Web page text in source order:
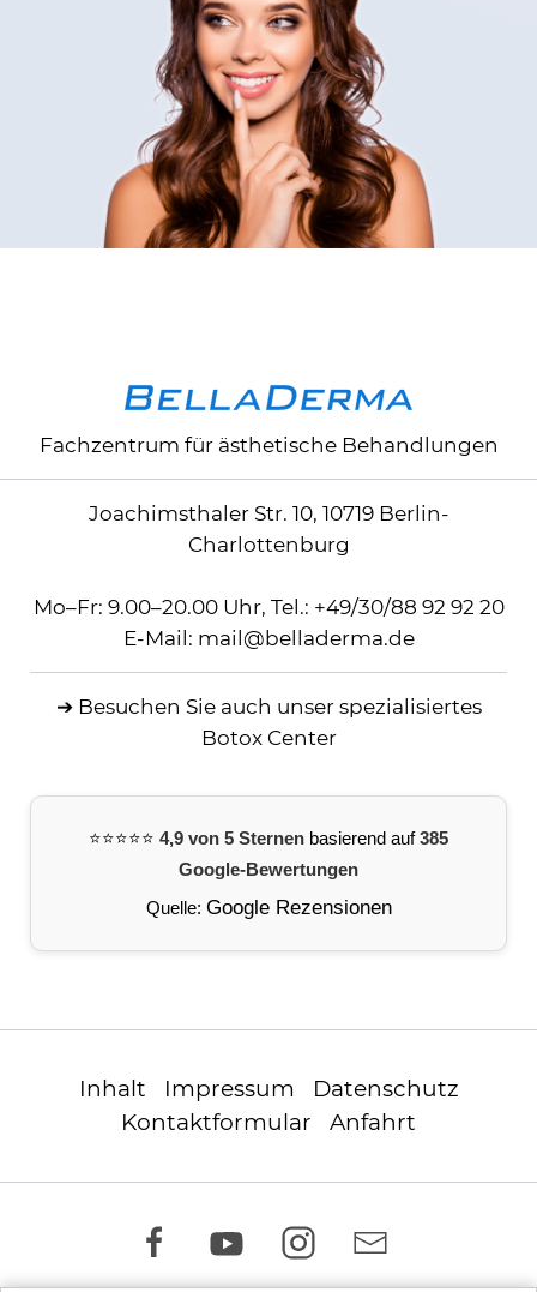
Fachzentrum für ästhetische Behandlungen
Joachimsthaler Str. 10, 10719 Berlin-
Charlottenburg
Mo–Fr: 9.00–20.00 Uhr, Tel.: +49/30/88 92 92 20
E-Mail: mail @belladerma.de
➔ Besuchen Sie auch unser spezialisiertes
Botox Center
⭐️⭐️⭐️⭐️⭐️ 4,9 von 5 Sternen basierend auf385
Google-Bewertungen
Quelle: Google Rezensionen
Inhalt Impressum
Datenschutz
Kontaktformular
Anfahrt